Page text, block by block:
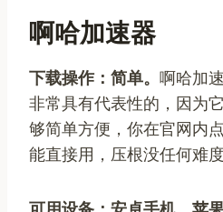
啊哈加速器
下载操作：简单。 啊哈加
非常具有代表性的，因为
够简单方便，你在官网内
能直接用，压根没任何难度